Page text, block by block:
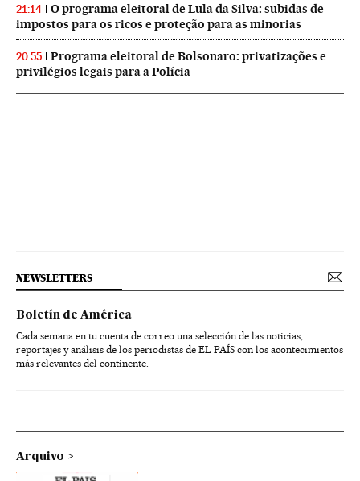
21:14
O programa eleitoral de Lula da Silva: subidas de
impostos para os ricos e proteção para as minorias
20:55
Programa eleitoral de Bolsonaro: privatizações e
privilégios legais para a Polícia
NEWSLETTERS
Boletín de América
Cada semana en tu cuenta de correo una selección de las noticias,
reportajes y análisis de los periodistas de EL PAÍS con los acontecimientos
más relevantes del continente.
Arquivo